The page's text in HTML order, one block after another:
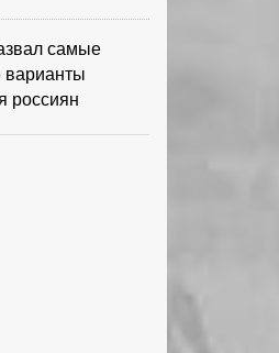
самые
варианты
россиян